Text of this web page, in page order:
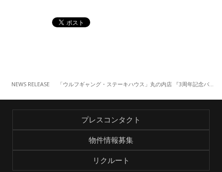
NEWS RELEASE
プレスコンタクト
物件情報募集
リクルート